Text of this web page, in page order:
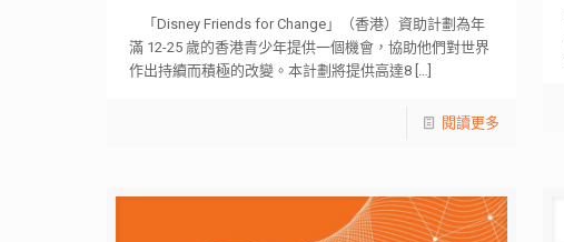
「Disney Friends for Change」（香港）資助計劃為年
滿 12-25 歲的香港青少年提供一個機會，協助他們對世界
作出持續而積極的改變。本計劃將提供高達8[…]
閱讀更多